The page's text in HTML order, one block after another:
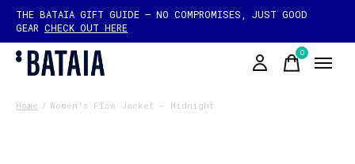
THE BATAIA GIFT GUIDE — NO COMPROMISES, JUST GOOD
GEAR CHECK OUT HERE
0items
Home / Women's Flow Jacket - Midnight